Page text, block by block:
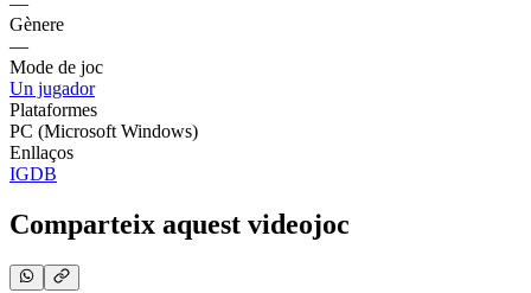
Gènere
—
Mode de joc
Un jugador
Plataformes
PC (Microsoft Windows)
Enllaços
IGDB
Comparteix aquest videojoc